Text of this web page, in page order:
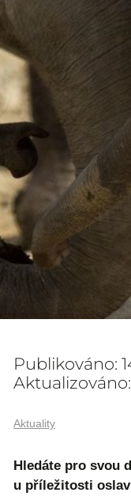
Publikováno:
Aktuality
Hledáte pro svou
u příležitosti